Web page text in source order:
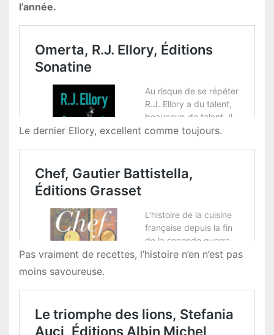
l’année.
Le dernier Ellory, excellent comme toujours.
Pas vraiment de recettes, l’histoire n’en n’est pas
moins savoureuse.